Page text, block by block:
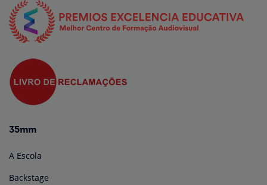
35mm
A Escola
Backstage